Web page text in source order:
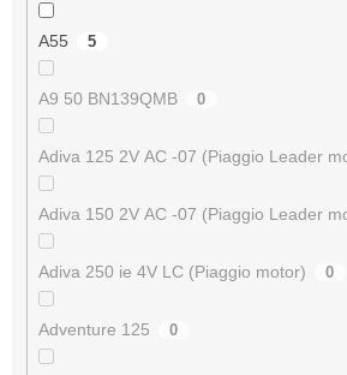
A55 5
A9 50 BN139QMB 0
Adiva 125 2V AC -07 (Piaggio Leader
Adiva 150 2V AC -07 (Piaggio Leader
Adiva 250 ie 4V LC (Piaggio motor) 0
Adventure 125 0